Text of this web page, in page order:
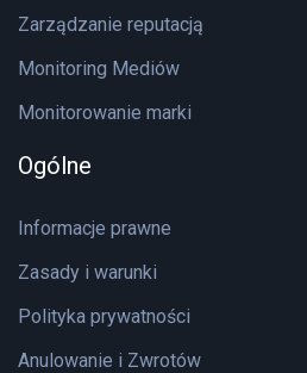
Zarządzanie reputacją
Monitoring Mediów
Monitorowanie marki
Ogólne
Informacje prawne
Zasady i warunki
Polityka prywatności
Anulowanie i Zwrotów